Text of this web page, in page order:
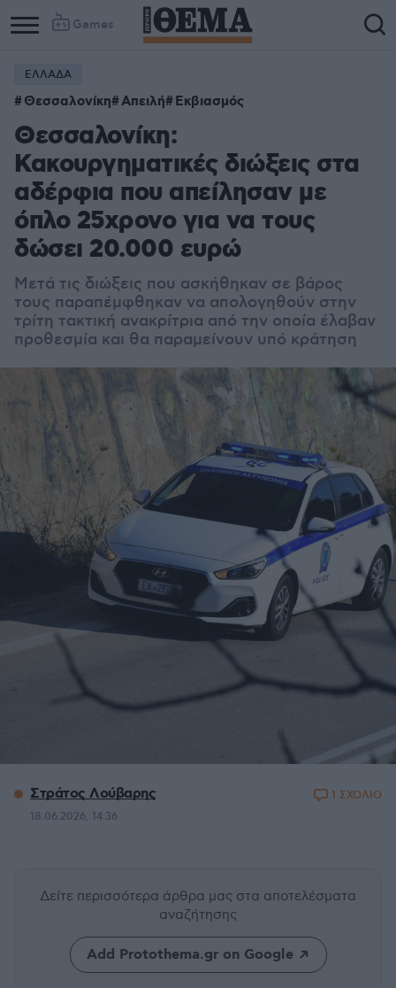
Games
ΕΛΛΑΔΑ
Θεσσαλονίκη Απειλή Εκβιασμός
Θεσσαλονίκη:
Κακουργηματικές διώξεις στα
αδέρφια που απείλησαν με
όπλο 25χρονο για να τους
δώσει 20.000 ευρώ
Μετά τις διώξεις που ασκήθηκαν σε βάρος
τους παραπέμφθηκαν να απολογηθούν στην
τρίτη τακτική ανακρίτρια από την οποία έλαβαν
προθεσμία και θα παραμείνουν υπό κράτηση
Στράτος Λούβαρης
18.06.2026, 14:36
1 ΣΧΟΛΙΟ
Δείτε περισσότερα άρθρα μας στα αποτελέσματα
αναζήτησης
Add Protothema.gr on Google